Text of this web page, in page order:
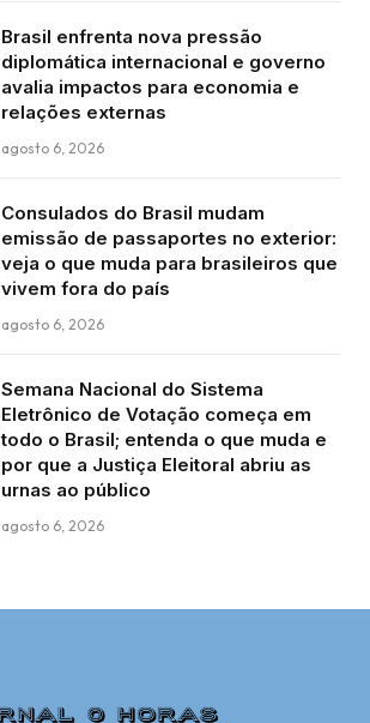
Brasil enfrenta nova pressão
diplomática internacional e governo
avalia impactos para economia e
relações externas
agosto 6, 2026
Consulados do Brasil mudam
emissão de passaportes no exterior:
veja o que muda para brasileiros que
vivem fora do país
agosto 6, 2026
Semana Nacional do Sistema
Eletrônico de Votação começa em
todo o Brasil; entenda o que muda e
por que a Justiça Eleitoral abriu as
urnas ao público
agosto 6, 2026